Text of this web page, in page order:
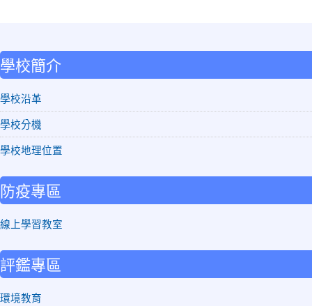
學校簡介
學校沿革
學校分機
學校地理位置
防疫專區
線上學習教室
評鑑專區
環境教育